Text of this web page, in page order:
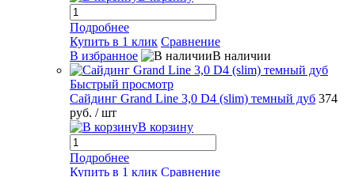
Подробнее
Купить в 1 клик Сравнение
В избранное
В наличии
Быстрый просмотр
Сайдинг Grand Line 3,0 D4 (slim) темный дуб 374
руб. / шт
В корзину
Подробнее
Купить в 1 клик Сравнение